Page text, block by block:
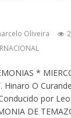
Oliveira
*
Hinaro O
por Leo
DE